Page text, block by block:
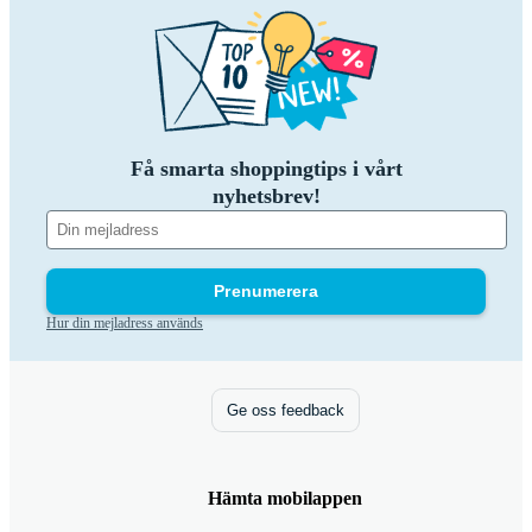
Få smarta shoppingtips i vårt
nyhetsbrev!
Prenumerera
Hur din mejladress används
Ge oss feedback
Hämta mobilappen